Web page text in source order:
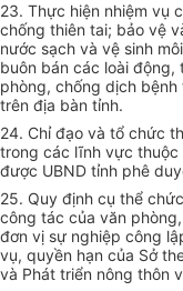
23. Thực hiện nhiệm vụ
chống thiên tai; bảo vệ
nước sạch và vệ sinh
buôn bán các loài
phòng, chống dịch
trên địa bàn tỉnh.
24. Chỉ đạo và tổ chức
trong các lĩnh vực thuộc
được UBND tỉnh phê
25. Quy định cụ thể
công tác của văn
đơn vị sự nghiệp công
vụ, quyền hạn của Sở
và Phát triển nông thôn